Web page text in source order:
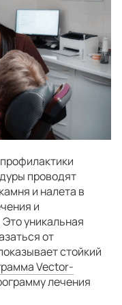
проводят
и налета в
и
уникальная
от
стойкий
Vector-
лечения